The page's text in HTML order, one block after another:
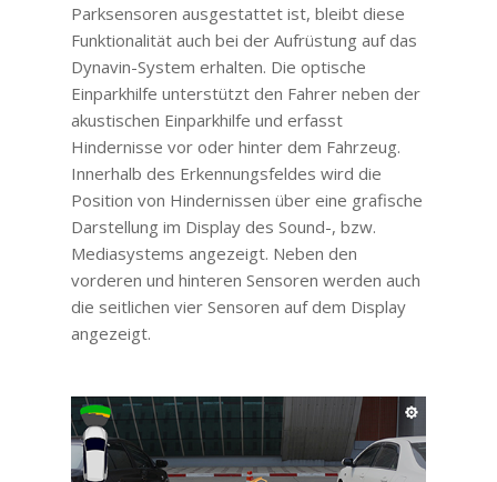
Parksensoren ausgestattet ist, bleibt diese
Funktionalität auch bei der Aufrüstung auf das
Dynavin-System erhalten. Die optische
Einparkhilfe unterstützt den Fahrer neben der
akustischen Einparkhilfe und erfasst
Hindernisse vor oder hinter dem Fahrzeug.
Innerhalb des Erkennungsfeldes wird die
Position von Hindernissen über eine grafische
Darstellung im Display des Sound-, bzw.
Mediasystems angezeigt. Neben den
vorderen und hinteren Sensoren werden auch
die seitlichen vier Sensoren auf dem Display
angezeigt.